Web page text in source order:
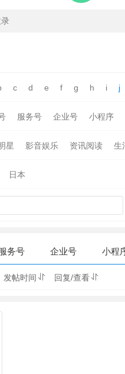
c d e f g h i j
服务号 企业号 小程序
星 影音娱乐 资讯阅读 生
日本
服务号 企业号 小程
发帖时间 回复/查看